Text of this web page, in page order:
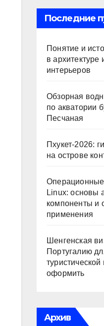
Последние
Понятие и
в архитектуре
интерьеров
Обзорная
по акватории
Песчаная
Пхукет-2026:
на острове
Linux: основы
компоненты и
применения
Шенгенская
Португалию
туристической
оформить
Архив